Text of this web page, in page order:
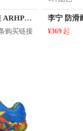
李宁 减震透气跑鞋 ARHP086
购买链接 ¥369 起